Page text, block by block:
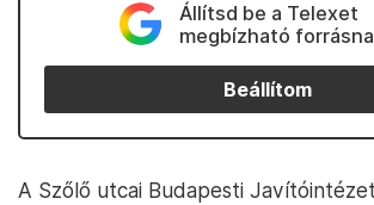
Állítsd be a Telexet
megbízható
Beállítom
A Szőlő utcai Budapesti